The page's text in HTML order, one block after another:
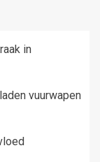
in
vuurwapen